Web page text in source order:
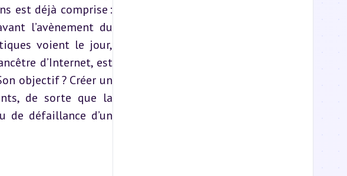
est déjà comprise :
l’avènement du
voient le jour,
d’Internet, est
objectif ? Créer un
de sorte que la
de défaillance d’un